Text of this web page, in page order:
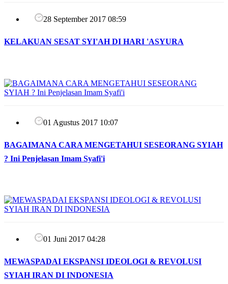
28 September 2017 08:59
KELAKUAN SESAT SYI'AH DI HARI 'ASYURA
01 Agustus 2017 10:07
BAGAIMANA CARA MENGETAHUI SESEORANG SYIAH
? Ini Penjelasan Imam Syafi'i
01 Juni 2017 04:28
MEWASPADAI EKSPANSI IDEOLOGI & REVOLUSI
SYIAH IRAN DI INDONESIA